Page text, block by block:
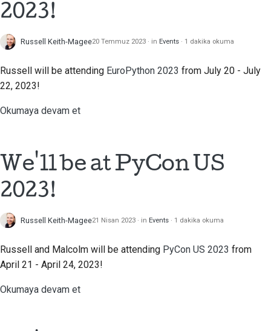
Yeni bir özellik önermek
Çekme isteği inceleme
2023!
Russell Keith-Magee20 Temmuz 2023 in Events 1 dakika okuma
Russell will be attending EuroPython 2023 from July 20 - July
22, 2023!
Okumaya devam et
We'll be at PyCon US
2023!
Russell Keith-Magee21 Nisan 2023 in Events 1 dakika okuma
Russell and Malcolm will be attending PyCon US 2023 from
April 21 - April 24, 2023!
Okumaya devam et